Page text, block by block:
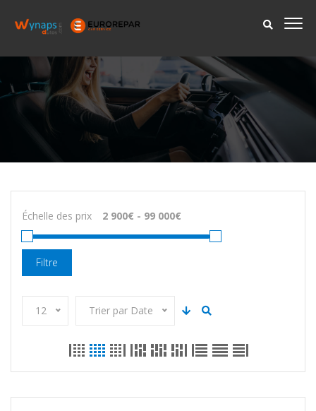
Échelle des prix
Filtre
12 Trier par Date